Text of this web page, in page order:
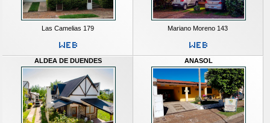
Las Camelias 179 Mariano Moreno 143
ALDEA DE DUENDES ANASOL